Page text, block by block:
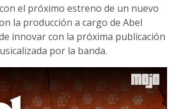
el próximo estreno de un nuevo
la producción a cargo de Abel
innovar con la próxima publicación
por la banda.